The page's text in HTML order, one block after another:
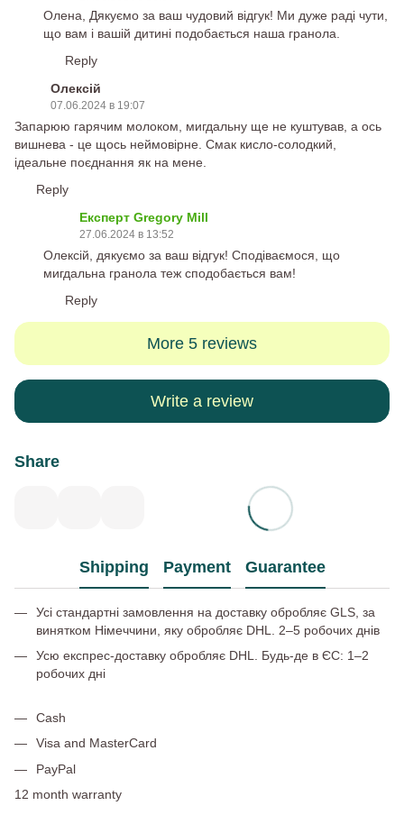
Олена, Дякуємо за ваш чудовий відгук! Ми дуже раді чути,
що вам і вашій дитині подобається наша гранола.
Reply
Олексій
07.06.2024 в 19:07
Запарюю гарячим молоком, мигдальну ще не куштував, а ось
вишнева - це щось неймовірне. Смак кисло-солодкий,
ідеальне поєднання як на мене.
Reply
Експерт Gregory Mill
27.06.2024 в 13:52
Олексій, дякуємо за ваш відгук! Сподіваємося, що
мигдальна гранола теж сподобається вам!
Reply
More 5 reviews
Write a review
Share
Shipping Payment Guarantee
Усі стандартні замовлення на доставку обробляє GLS, за
винятком Німеччини, яку обробляє DHL. 2–5 робочих днів
Усю експрес-доставку обробляє DHL. Будь-де в ЄС: 1–2
робочих дні
Cash
Visa and MasterCard
PayPal
12 month warranty